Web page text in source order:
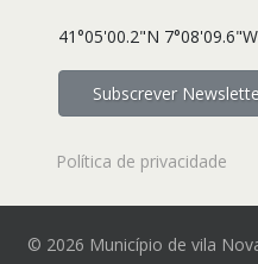
41°05'00.2"N 7°08'09.6"W
Subscrever
Política de privacidade
© 2026 Município de vila